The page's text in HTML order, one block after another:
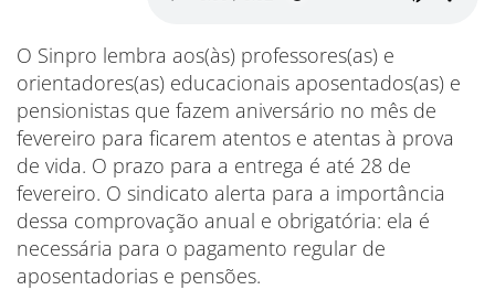
O Sinpro lembra aos(às) professores(as) e
orientadores(as) educacionais aposentados(as) e
pensionistas que fazem aniversário no mês de
fevereiro para ficarem atentos e atentas à prova
de vida. O prazo para a entrega é até 28 de
fevereiro. O sindicato alerta para a importância
dessa comprovação anual e obrigatória: ela é
necessária para o pagamento regular de
aposentadorias e pensões.